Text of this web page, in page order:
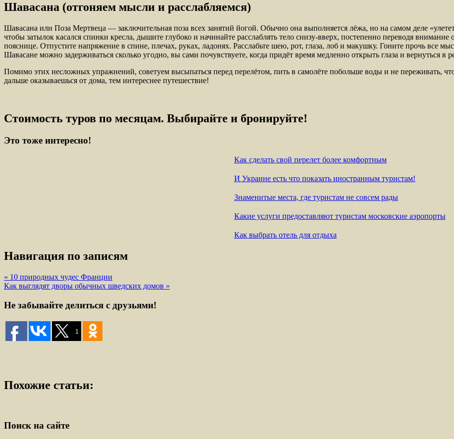
Шавасана (отгоняем мысли и расслабляемся)
Шавасана или Поза Мертвеца — заключительная поза всех занятий йогой. Обычно она выполняется лёжа, но на самом деле
чтобы затылок касался спинки кресла, дышите глубоко и начинайте расслаблять тело снизу-вверх, постепенно переводя
пояснице. Отпустите напряжение в спине, плечах, руках, ладонях. Расслабьте шею, рот, глаза, лоб и макушку. Гоните прочь все
Шавасане можно задерживаться сколько угодно, вы сами почувствуете, когда придёт время медленно открыть глаза и вернуться в
Помимо этих несложных упражнений, советуем высыпаться перед перелётом, пить в самолёте побольше воды и не переживать, что
дальше оказываешься от дома, тем интереснее путешествие!
Стоимость туров по месяцам. Выбирайте и бронируйте!
Это тоже интересно!
Как сделать свой перелет более комфортным
И Украине есть что показать иностранным туристам!
Знаменитые места, где туристам не совсем рады
Какие услуги предоставляют туристам московские аэропорты
Как выбрать отель для отдыха
Навигация по записям
« 10 природных чудес Франции
Как выглядят дворы обычных шведских домов »
Не забывайте делиться с друзьями!
1
Похожие статьи:
Поиск на сайте